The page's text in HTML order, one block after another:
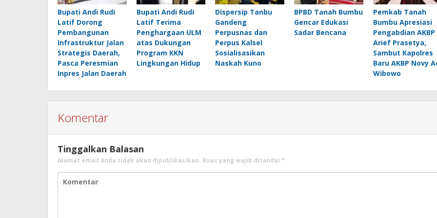
Bupati Andi Rudi
Latif Dorong
Pembangunan
Infrastruktur Jalan
Strategis Daerah,
Pasca Peresmian
Inpres Jalan Daerah
Bupati Andi Rudi
Latif Terima
Penghargaan ULM
atas Dukungan
Program KKN
Lingkungan Hidup
Dispersip Tanbu
Gandeng
Perpusnas dan
Perpus Kalsel
Sosialisasikan
Naskah Kuno
BPBD Tanah Bumbu
Gencar Edukasi
Sadar Bencana
Pemkab Tanah
Bumbu Apresiasi
Pengabdian AKBP
Arief Prasetya,
Sambut Kapolres
Baru AKBP Novy
Wibowo
Komentar
Tinggalkan Balasan
Alamat email Anda tidak akan dipublikasikan. Ruas yang wajib ditandai *